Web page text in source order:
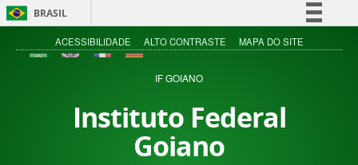
BRASIL
Simplifique!
Acesso à informação
ACESSIBILIDADE ALTO CONTRASTE MAPA DO SITE
IF GOIANO
Instituto Federal
Goiano